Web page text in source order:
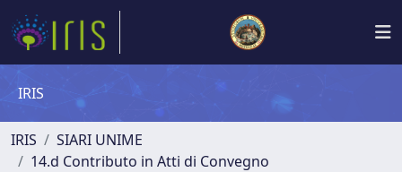
IRIS
IRIS
SIARI UNIME
14.d Contributo in Atti di Convegno